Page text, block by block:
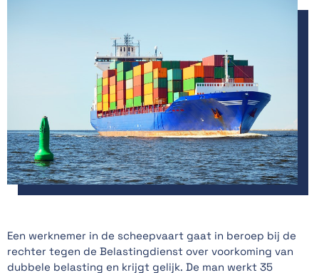
Een werknemer in de scheepvaart gaat in beroep bij de
rechter tegen de Belastingdienst over voorkoming van
dubbele belasting en krijgt gelijk. De man werkt 35